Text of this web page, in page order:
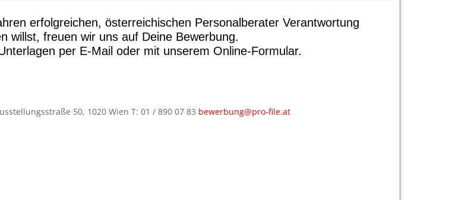
erfolgreichen, österreichischen PersonalberaterVerantwortung
willst, freuen wir uns auf Deine Bewerbung.
per E-Mail oder mit unserem Online-Formular.
50, 1020 Wien T: 01 / 890 07 83 bewerbung@pro-file.at